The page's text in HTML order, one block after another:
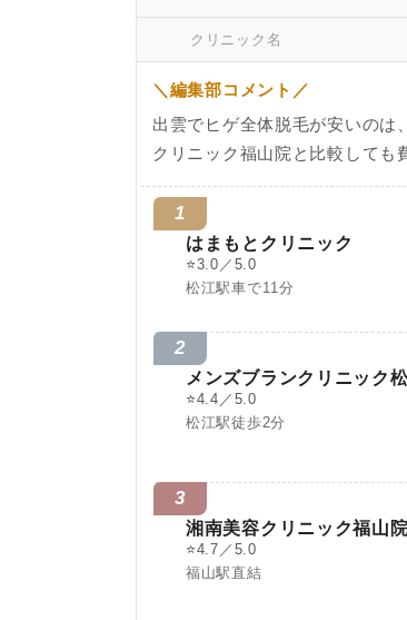
クリニック名
＼編集部コメント／
出雲でヒゲ全体脱毛が安いのは
クリニック福山院と比較しても
1
はまもとクリニック
⭐3.0／5.0
松江駅車で11分
2
メンズブランクリニック
⭐4.4／5.0
松江駅徒歩2分
3
湘南美容クリニック福山
⭐4.7／5.0
福山駅直結